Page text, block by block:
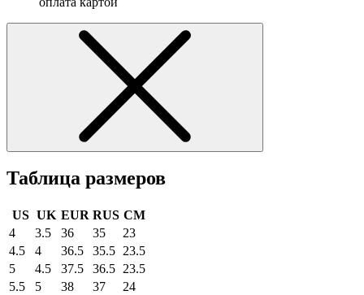
Таблица размеров
US UK EUR RUS CM
4
3.5 36 35
23
4.5
4 36.5 35.5 23.5
5
4.5 37.5 36.5 23.5
5.5
5 38 37
24